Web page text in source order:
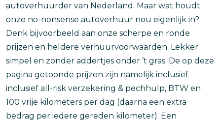
autoverhuurder van Nederland. Maar wat houdt
onze no-nonsense autoverhuur nou eigenlijk in?
Denk bijvoorbeeld aan onze scherpe en ronde
prijzen en heldere verhuurvoorwaarden. Lekker
simpel en zonder addertjes onder ’t gras. De op deze
pagina getoonde prijzen zijn namelijk inclusief
inclusief all-risk verzekering & pechhulp, BTW en
100 vrije kilometers per dag (daarna een extra
bedrag per iedere gereden kilometer). Een